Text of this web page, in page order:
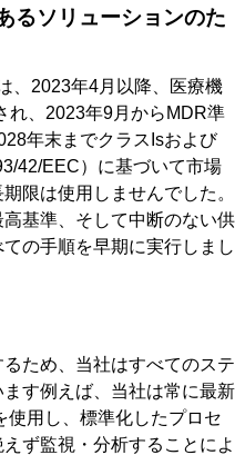
るソリューションのた
、2023年4月以降、医療機
れ、2023年9月からMDR準
年末までクラスIsおよび
42/EEC）に基づいて市場
限は使用しませんでした。
基準、そして中断のない供
の手順を早期に実行しまし
ため、当社はすべてのステ
す例えば、当社は常に最新
使用し、標準化したプロセ
ず監視・分析することによ